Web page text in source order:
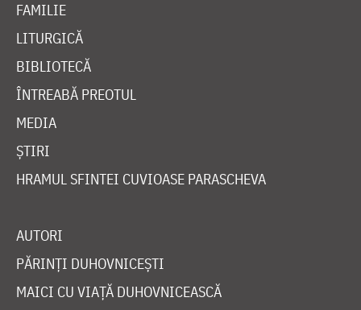
FAMILIE
LITURGICĂ
BIBLIOTECĂ
ÎNTREABĂ PREOTUL
MEDIA
ȘTIRI
HRAMUL SFINTEI CUVIOASE PARASCHEVA
AUTORI
PĂRINȚI DUHOVNICEȘTI
MAICI CU VIAȚĂ DUHOVNICEASCĂ